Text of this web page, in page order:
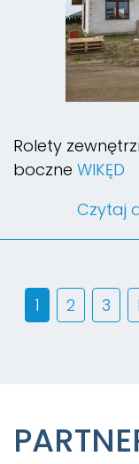
Rolety
boczne WIKĘD
Czytaj
1 2 3